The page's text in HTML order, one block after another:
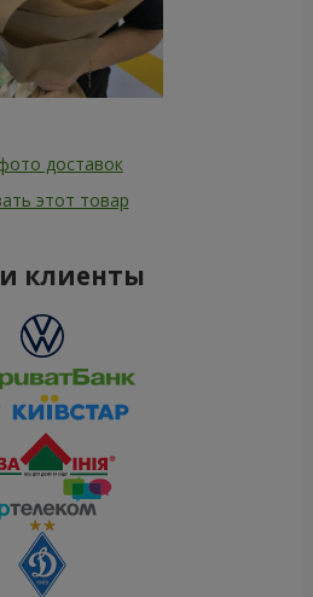
доставок
этот товар
клиенты